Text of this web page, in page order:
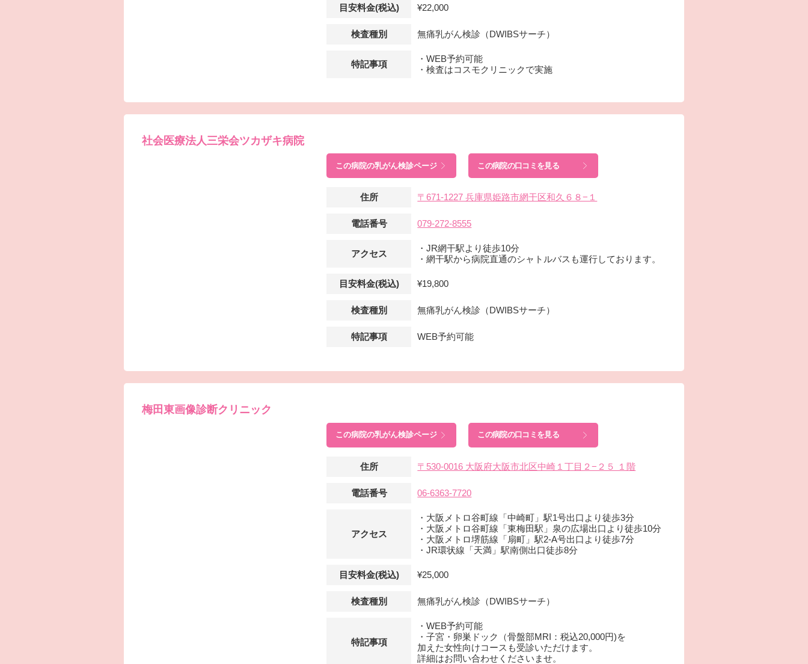
目安料金(税込) ¥22,000
検査種別 無痛乳がん検診（DWIBSサーチ）
特記事項
・WEB予約可能
・検査はコスモクリニックで実施
社会医療法人三栄会ツカザキ病院
この病院の乳がん検診ページ この病院の口コミを見る
住所 〒671-1227 兵庫県姫路市網干区和久６８−１
電話番号 079-272-8555
アクセス
・JR網干駅より徒歩10分
・網干駅から病院直通のシャトルバスも運行しております。
目安料金(税込) ¥19,800
検査種別 無痛乳がん検診（DWIBSサーチ）
特記事項 WEB予約可能
梅田東画像診断クリニック
この病院の乳がん検診ページ この病院の口コミを見る
住所 〒530-0016 大阪府大阪市北区中崎１丁目２−２５ １階
電話番号 06-6363-7720
アクセス
・大阪メトロ谷町線「中崎町」駅1号出口より徒歩3分
・大阪メトロ谷町線「東梅田駅」泉の広場出口より徒歩10分
・大阪メトロ堺筋線「扇町」駅2-A号出口より徒歩7分
・JR環状線「天満」駅南側出口徒歩8分
目安料金(税込) ¥25,000
検査種別 無痛乳がん検診（DWIBSサーチ）
特記事項
・WEB予約可能
・子宮・卵巣ドック（骨盤部MRI：税込20,000円)を
加えた女性向けコースも受診いただけます。
詳細はお問い合わせくださいませ。